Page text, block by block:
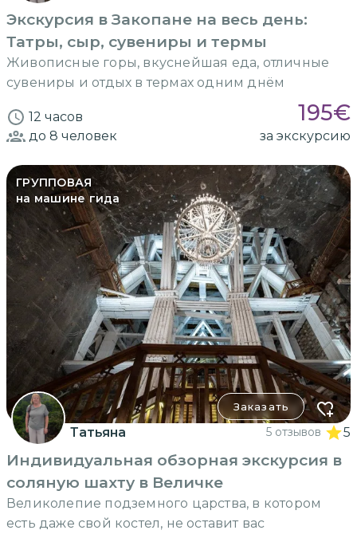
Экскурсия в Закопане на весь день:
Татры, сыр, сувениры и термы
Живописные горы, вкуснейшая еда, отличные
сувениры и отдых в термах одним днём
12 часов 195€
до 8 человек за экскурсию
ГРУППОВАЯ
на машине гида
Заказать
Татьяна 5 отзывов 5
Индивидуальная обзорная экскурсия в
соляную шахту в Величке
Великолепие подземного царства, в котором
есть даже свой костел, не оставит вас